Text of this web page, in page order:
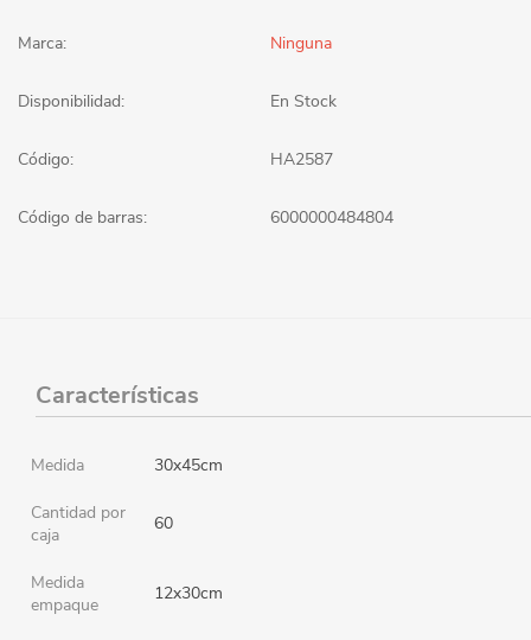
Marca: Ninguna
Disponibilidad: En Stock
Código: HA2587
Código de barras: 6000000484804
Características
Medida 30x45cm
Cantidad por
caja
60
Medida
empaque
12x30cm